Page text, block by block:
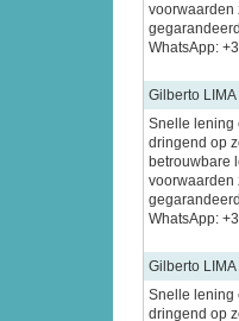
voorwaarden
WhatsApp:
Gilberto LIMA
Snelle lening
dringend op
betrouwbare
voorwaarden
WhatsApp:
Gilberto LIMA
Snelle lening
dringend op